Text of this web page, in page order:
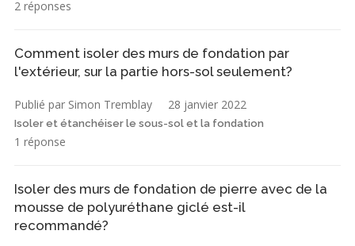
2 réponses
Comment isoler des murs de fondation par
l'extérieur, sur la partie hors-sol seulement?
Publié par Simon Tremblay 28 janvier 2022
Isoler et étanchéiser le sous-sol et la fondation
1 réponse
Isoler des murs de fondation de pierre avec de la
mousse de polyuréthane giclé est-il
recommandé?